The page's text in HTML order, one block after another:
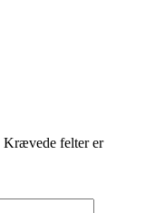
Krævede felter er